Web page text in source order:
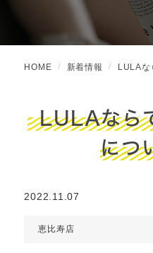
HOME 新着情報 LULAな
LULAなら
につ
2022.11.07
恵比寿店